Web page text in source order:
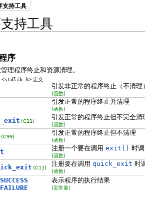
持工具
支持工具
序
理程序终止和资源清理。
<stdlib.h> 定义
引发非正常的程序终止（不清理
(函数)
引发正常的程序终止并清理
(函数)
(C11) 引发正常的程序终止但不完全清
(函数)
(C99) 引发正常的程序终止但不清理
(函数)
注册一个要在调用 exit() 时
(函数)
(C11) 注册要在调用 quick_exit 时
(函数)
表示程序的执行结果
(宏常量)